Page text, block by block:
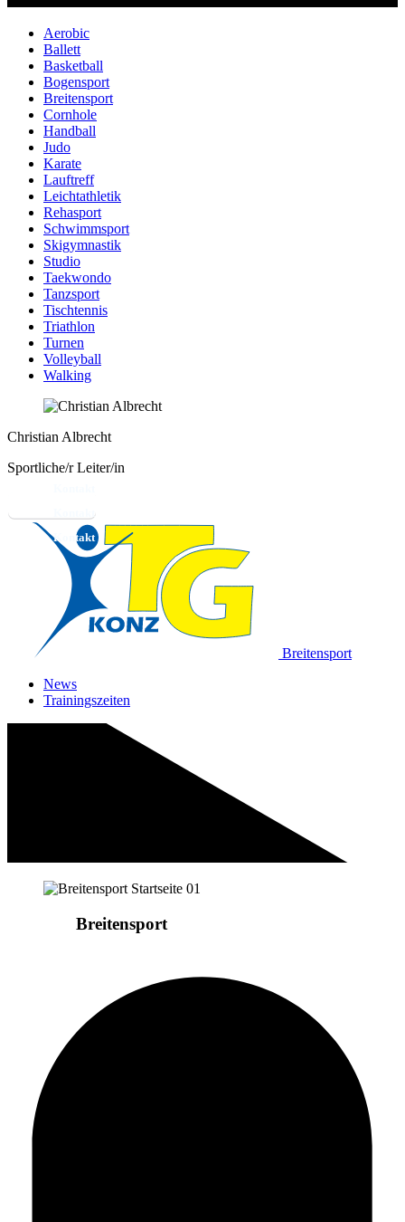
Aerobic
Ballett
Basketball
Bogensport
Breitensport
Cornhole
Handball
Judo
Karate
Lauftreff
Leichtathletik
Rehasport
Schwimmsport
Skigymnastik
Studio
Taekwondo
Tanzsport
Tischtennis
Triathlon
Turnen
Volleyball
Walking
Christian Albrecht
Sportliche/r Leiter/in
Breitensport
News
Trainingszeiten
Breitensport